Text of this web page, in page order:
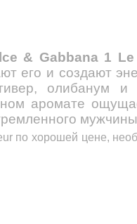
& Gabbana 1
и создают
олибанум
аромате
по хорошей цене,